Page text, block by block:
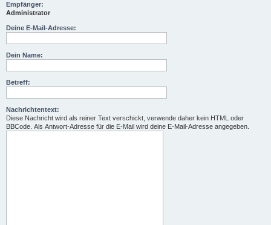
Empfänger:
Administrator
Deine E-Mail-Adresse:
Dein Name:
Betreff:
Nachrichtentext:
Diese Nachricht wird als reiner Text verschickt, verwende daher kein HTML oder
BBCode. Als Antwort-Adresse für die E-Mail wird deine E-Mail-Adresse angegeben.